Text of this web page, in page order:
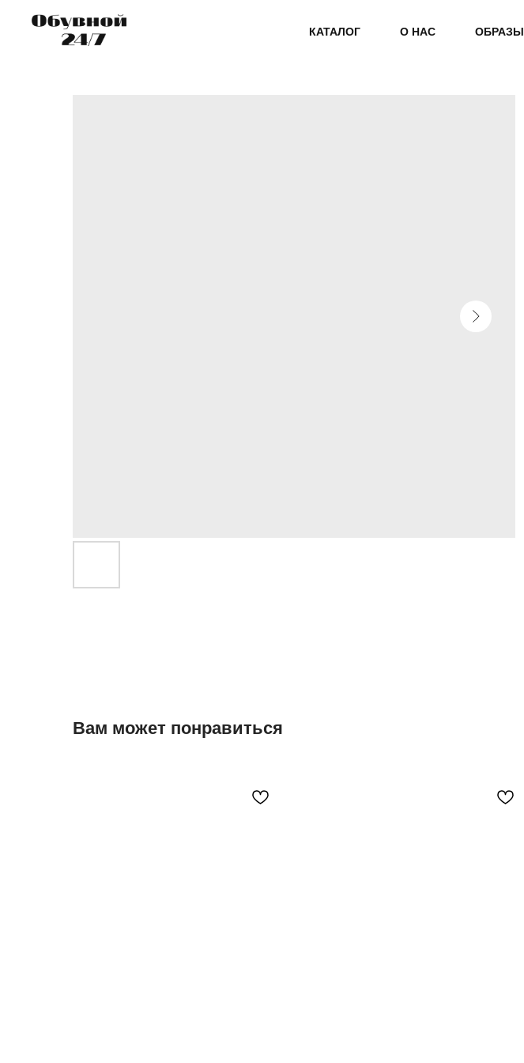
КАТАЛОГ О НАС ОБРАЗЫ
Вам может понравиться